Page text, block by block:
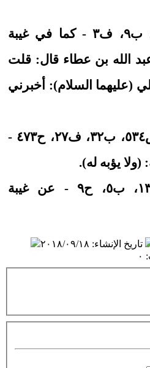
ص٢٨٥، ب٩، ف٣ - كما في غيبة
الله بن عطاء قال: قلت
(عليهما السلام): أخبرني
ج٣، ص٥٣٤، ب٣٢، ف٢٧، ح٤٧٣ -
(ولا يؤبه له).
ج٥١، ص١٣٨، ب٥، ح٩ - عن غيبة
تاريخ الإنشاء: ٢٠١٨/٠٩/١٨
: ٠